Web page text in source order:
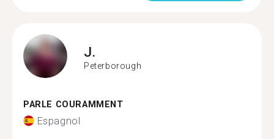
J.
Peterborough
PARLE COURAMMENT
Espagnol